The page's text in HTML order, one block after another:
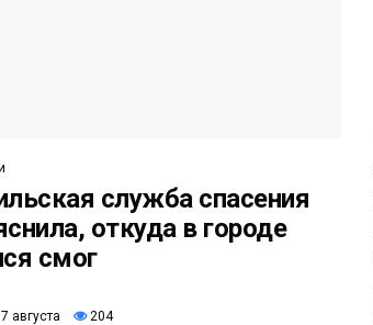
служба спасения
откуда в городе
смог
августа 204